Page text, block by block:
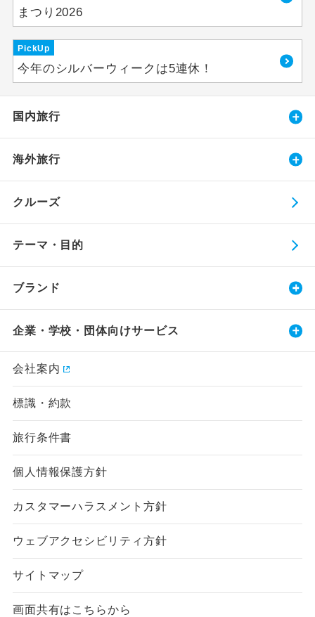
まつり2026
PickUp
今年のシルバーウィークは5連休！
国内旅行
海外旅行
クルーズ
テーマ・目的
ブランド
企業・学校・団体向けサービス
会社案内
標識・約款
旅行条件書
個人情報保護方針
カスタマーハラスメント方針
ウェブアクセシビリティ方針
サイトマップ
画面共有はこちらから